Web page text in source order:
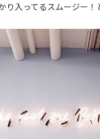
入ってるスムージー！